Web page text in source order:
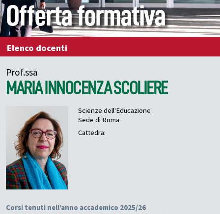
Offerta formativa
Elenco docenti
Prof.ssa
MARIA INNOCENZASCOLIERE
Scienze dell'Educazione
Sede di Roma
Cattedra:
Corsi tenuti nell’anno accademico 2025/26